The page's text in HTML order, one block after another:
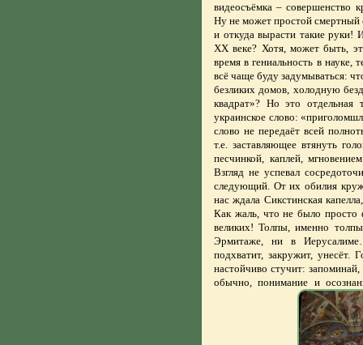
видеосъёмка – совершенство
Ну не может простой смертный
и откуда вырасти такие руки!
ХХ веке? Хотя, может быть,
время в гениальность в науке,
всё чаще буду задумываться:
безликих домов, холодную
квадрат»? Но это
украинское слово:
слово не передаёт всей
т.е. заставляющее втянуть
песчинкой, каплей,
Взгляд не успевал
следующий. От их обилия
нас ждала Сикстинская
Как жаль, что не было просто
великих! Толпы, именно
Эрмитаже, ни в
подхватит, закружит, унесёт.
настойчиво стучит:
обычно, понимание и